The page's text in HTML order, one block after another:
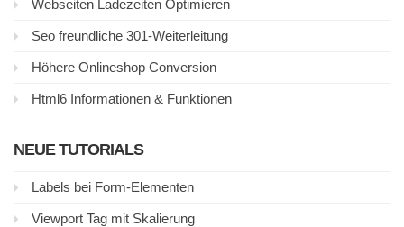
Webseiten Ladezeiten Optimieren
Seo freundliche 301-Weiterleitung
Höhere Onlineshop Conversion
Html6 Informationen & Funktionen
NEUE TUTORIALS
Labels bei Form-Elementen
Viewport Tag mit Skalierung